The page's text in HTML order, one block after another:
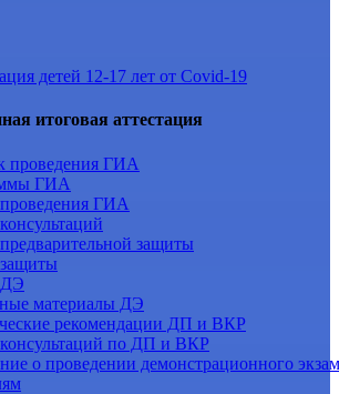
детей 12-17 лет от Covid-19
итоговая аттестация
проведения ГИА
ГИА
ГИА
защиты
ДЭ
материалы ДЭ
рекомендации ДП и ВКР
по ДП и ВКР
о проведении демонстрационного